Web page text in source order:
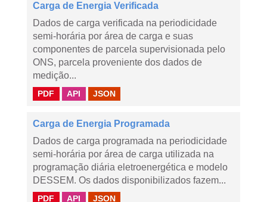
Carga de Energia Verificada
Dados de carga verificada na periodicidade
semi-horária por área de carga e suas
componentes de parcela supervisionada pelo
ONS, parcela proveniente dos dados de
medição...
PDF API JSON
Carga de Energia Programada
Dados de carga programada na periodicidade
semi-horária por área de carga utilizada na
programação diária eletroenergética e modelo
DESSEM. Os dados disponibilizados fazem...
PDF API JSON